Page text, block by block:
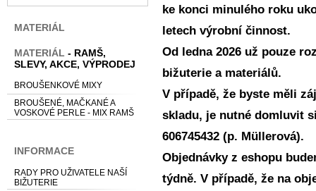
MATERIÁL
MATERIÁL - RAMŠ,
SLEVY, AKCE, VÝPRODEJ
BROUŠENKOVÉ MIXY
BROUŠENÉ, MAČKANÉ A
VOSKOVÉ PERLE - MIX RAMŠ
INFORMACE
RADY PRO UŽIVATELE NAŠÍ
BIŽUTERIE
ke konci minulého roku
letech výrobní činnost.
Od ledna 2026 už pouze
bižuterie a materiálů.
V případě, že byste měli
skladu, je nutné domluvit
606745432 (p. Müllerová).
Objednávky z eshopu
týdně. V případě, že na